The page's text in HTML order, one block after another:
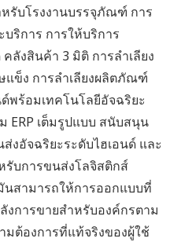
รับโรงงานบรรจุภัณฑ์ การ
บริการ การให้บริการ
ลังสินค้า 3 มิติ การลำเลียง
แข็ง การลำเลียงผลิตภัณฑ์
พร้อมเทคโนโลยีอัจฉริยะ
เต็มรูปแบบ สนับสนุน
อัจฉริยะระดับไฮเอนด์ และ
บการขนส่งโลจิสติกส์
นสามารถให้การออกแบบที่
งการขายสำหรับองค์กรตาม
ต้องการที่แท้จริงของผู้ใช้